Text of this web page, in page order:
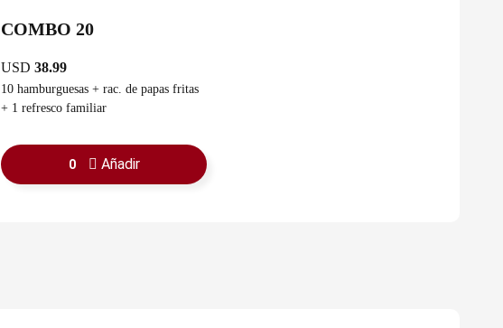
COMBO 20
USD 38.99
10 hamburguesas + rac. de papas fritas
+ 1 refresco familiar
0 Añadir